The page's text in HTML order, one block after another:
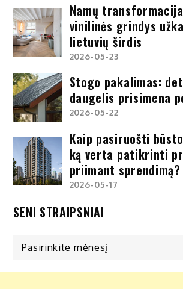
Namų
vinilinės grindys
lietuvių širdis
2026-05-23
Stogo pakalimas:
daugelis prisimena
2026-05-22
Kaip pasiruošti
ką verta patikrinti
priimant sprendimą?
2026-05-17
SENI STRAIPSNIAI